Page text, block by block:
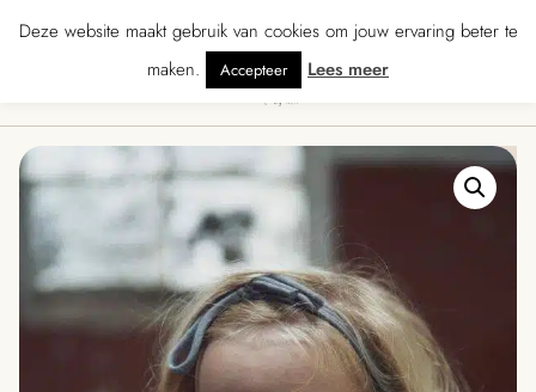
· Gratis verzending vanaf € 70 · Gratis kaartje met je bestelling •
Deze website maakt gebruik van cookies om jouw ervaring beter te
maken.
Accepteer Lees meer